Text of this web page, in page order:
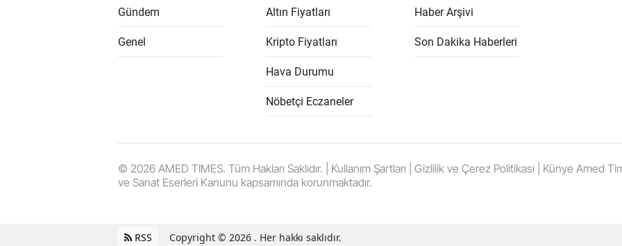
Gündem
Genel
Altın Fiyatları
Kripto Fiyatları
Hava Durumu
Nöbetçi Eczaneler
Haber Arşivi
Son Dakika Haberleri
© 2026 AMED TIMES. Tüm Hakları Saklıdır. | Kullanım Şartları | Gizlilik ve Çerez Politikası | Künye Amed
ve Sanat Eserleri Kanunu kapsamında korunmaktadır.
RSS Copyright © 2026 . Her hakkı saklıdır.